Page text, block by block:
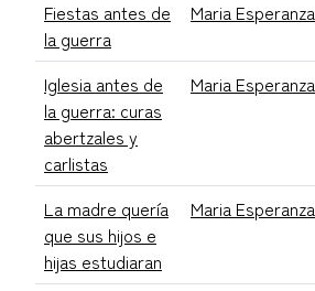
Fiestas antes de
la guerra
Maria Esperanza
Iglesia antes de
la guerra: curas
abertzales y
carlistas
Maria Esperanza
La madre quería
que sus hijos e
hijas estudiaran
Maria Esperanza